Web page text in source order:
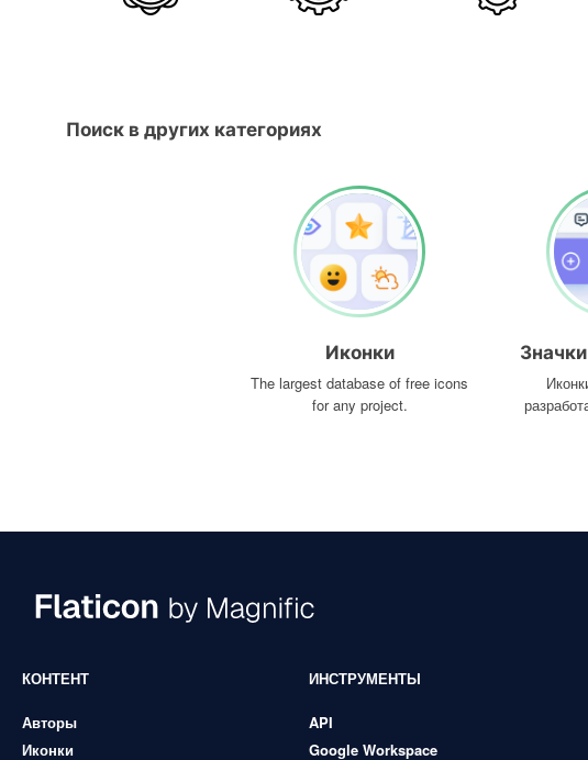
Поиск в других категориях
Иконки
The largest database of free icons
for any project.
КОНТЕНТ
Авторы
Иконки
ИНСТРУМЕНТЫ
API
Google Workspace